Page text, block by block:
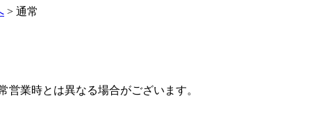
> 通常
業時とは異なる場合がございます。